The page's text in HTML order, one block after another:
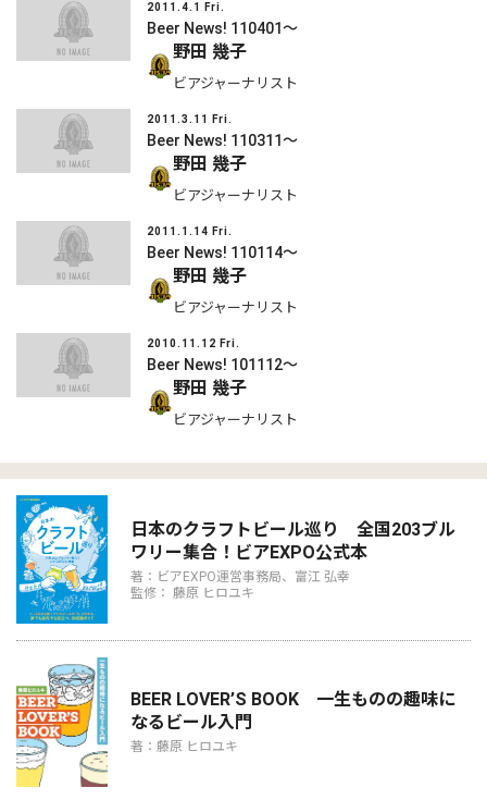
2011.4.1 Fri.
Beer News! 110401〜
野田 幾子
ビアジャーナリスト
2011.3.11 Fri.
Beer News! 110311〜
野田 幾子
ビアジャーナリスト
2011.1.14 Fri.
Beer News! 110114〜
野田 幾子
ビアジャーナリスト
2010.11.12 Fri.
Beer News! 101112〜
野田 幾子
ビアジャーナリスト
日本のクラフトビール巡り 全国203ブル
ワリー集合！ビアEXPO公式本
著：ビアEXPO運営事務局、富江 弘幸
監修： 藤原 ヒロユキ
BEER LOVER’S BOOK 一生ものの趣味に
なるビール入門
著：藤原 ヒロユキ